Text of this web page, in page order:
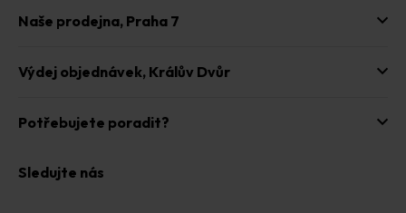
Naše prodejna, Praha 7
Výdej objednávek, Králův Dvůr
Potřebujete poradit?
Sledujte nás